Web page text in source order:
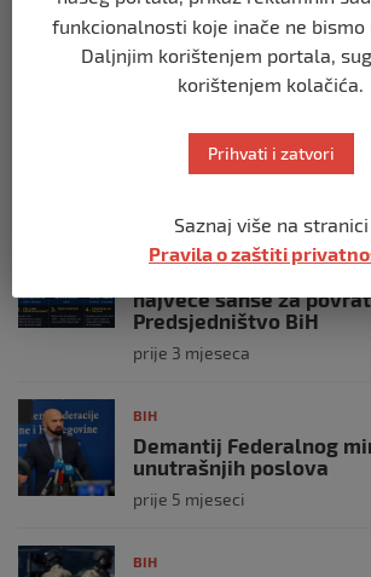
manipulacija ne
prije 2 mjeseca
Postoje razne
OHR-a – šta vi mislite?
BIH
najveće šanse za
Predsjedništvo BiH
prije 3 mjeseca
BIH
Demantij Federalnog
unutrašnjih poslova
prije 5 mjeseci
BIH
funkcionalnosti koje inače ne bismo
Daljnjim korištenjem portala,
korištenjem kolačića.
Prihvati i zatvori
Saznaj više na stranici
Pravila o zaštiti